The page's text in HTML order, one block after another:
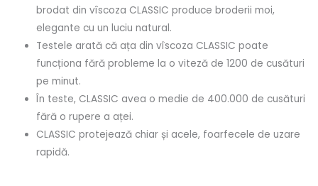
brodat din vîscoza CLASSIC produce broderii moi,
elegante cu un luciu natural.
Testele arată că ața din vîscoza CLASSIC poate
funcționa fără probleme la o viteză de 1200 de cusături
pe minut.
În teste, CLASSIC avea o medie de 400.000 de cusături
fără o rupere a aței.
CLASSIC protejează chiar și acele, foarfecele de uzare
rapidă.